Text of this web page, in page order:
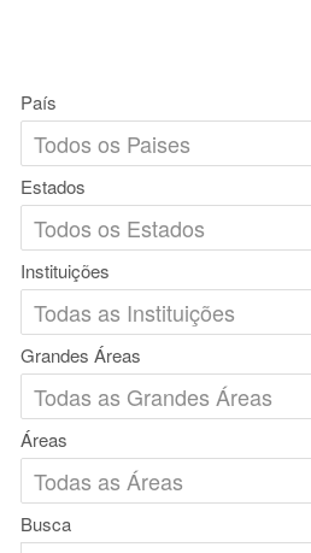
País
Estados
Instituições
Grandes Áreas
Áreas
Busca